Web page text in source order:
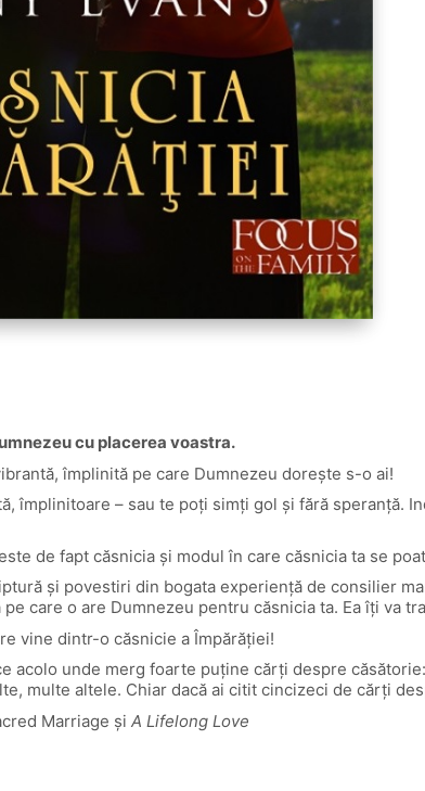
cu placerea voastra.
împlinită pe care Dumnezeu doreşte s-o ai!
împlinitoare – sau te poţi simţi gol şi fără speranţă.
de fapt căsnicia şi modul în care căsnicia ta se
şi povestiri din bogata experienţă de consilier
care o are Dumnezeu pentru căsnicia ta. Ea îţi va
vine dintr-o căsnicie a Împărăţiei!
acolo unde merg foarte puţine cărţi despre
multe altele. Chiar dacă ai citit cincizeci de cărţi
Marriage şi A Lifelong Love